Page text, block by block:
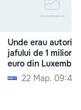
Unde erau autorii
jafului de 1 milion
euro din
22 Мар. 09:47